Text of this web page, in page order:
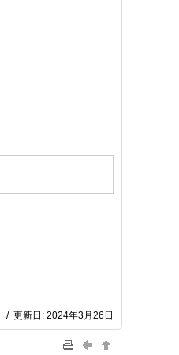
/ 更新日: 2024年3月26日